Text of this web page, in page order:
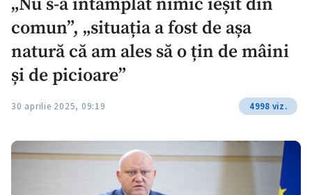
comun”, „situația a fost de așa
natură că am ales să o țin de mâini
și de picioare”
30 aprilie 2025, 09:19 4998 viz.